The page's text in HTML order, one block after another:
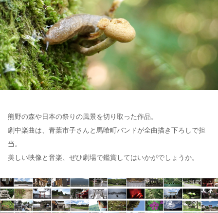
熊野の森や日本の祭りの風景を切り取った作品。
劇中楽曲は、青葉市子さんと馬喰町バンドが全曲描き下ろしで担
当。
美しい映像と音楽、ぜひ劇場で鑑賞してはいかがでしょうか。